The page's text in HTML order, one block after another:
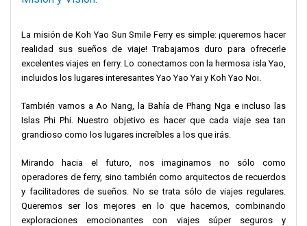
La misión de Koh Yao Sun Smile Ferry es simple: ¡queremos hacer
realidad sus sueños de viaje! Trabajamos duro para ofrecerle
excelentes viajes en ferry. Lo conectamos con la hermosa isla Yao,
incluidos los lugares interesantes Yao Yao Yai y Koh Yao Noi.
También vamos a Ao Nang, la Bahía de Phang Nga e incluso las
Islas Phi Phi. Nuestro objetivo es hacer que cada viaje sea tan
grandioso como los lugares increíbles a los que irás.
Mirando hacia el futuro, nos imaginamos no sólo como
operadores de ferry, sino también como arquitectos de recuerdos
y facilitadores de sueños. No se trata sólo de viajes regulares.
Queremos ser los mejores en lo que hacemos, combinando
exploraciones emocionantes con viajes súper seguros y